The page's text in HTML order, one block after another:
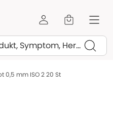
0,5 mm ISO 2 20 St